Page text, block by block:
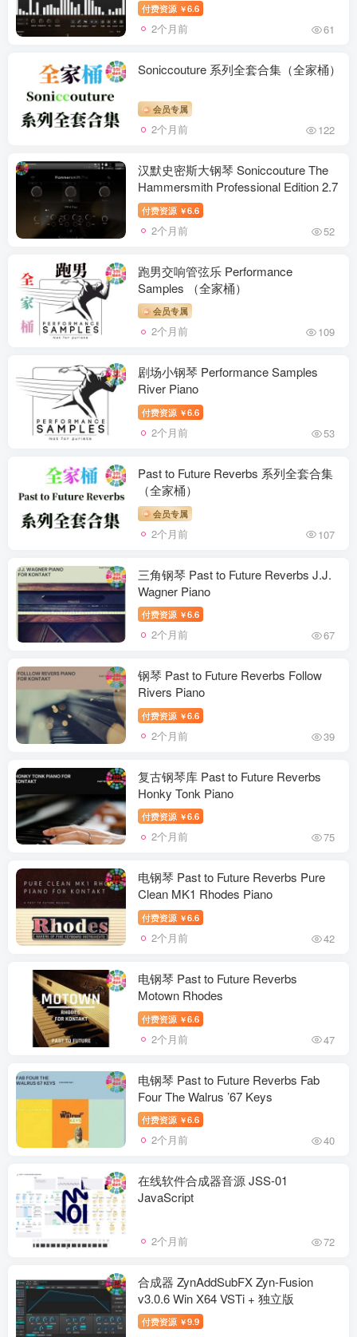
付费资源 ￥6.6
2个月前 61
Soniccouture 系列全套合集（全家桶）
会员专属
2个月前 122
汉默史密斯大钢琴 Soniccouture The
Hammersmith Professional Edition 2.7
付费资源 ￥6.6
2个月前 52
跑男交响管弦乐 Performance
Samples （全家桶）
会员专属
2个月前 109
剧场小钢琴 Performance Samples
River Piano
付费资源 ￥6.6
2个月前 53
Past to Future Reverbs 系列全套合集
（全家桶）
会员专属
2个月前 107
三角钢琴 Past to Future Reverbs J.J.
Wagner Piano
付费资源 ￥6.6
2个月前 67
钢琴 Past to Future Reverbs Follow
Rivers Piano
付费资源 ￥6.6
2个月前 39
复古钢琴库 Past to Future Reverbs
Honky Tonk Piano
付费资源 ￥6.6
2个月前 75
电钢琴 Past to Future Reverbs Pure
Clean MK1 Rhodes Piano
付费资源 ￥6.6
2个月前 42
电钢琴 Past to Future Reverbs
Motown Rhodes
付费资源 ￥6.6
2个月前 47
电钢琴 Past to Future Reverbs Fab
Four The Walrus ’67 Keys
付费资源 ￥6.6
2个月前 40
在线软件合成器音源 JSS-01
JavaScript
2个月前 72
合成器 ZynAddSubFX Zyn-Fusion
v3.0.6 Win X64 VSTi + 独立版
付费资源 ￥9.9